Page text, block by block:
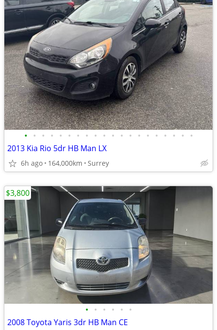
• • • • • • • • • • • • • • • • • • • •
2013 Kia Rio 5dr HB Man LX
6h ago 164,000km Surrey
• • • • • •
2008 Toyota Yaris 3dr HB Man CE
$3,800